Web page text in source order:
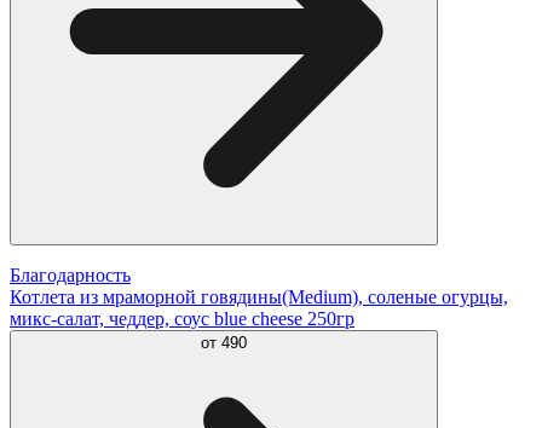
Благодарность
Котлета из мраморной говядины(Medium), соленые огурцы,
микс-салат, чеддер, соус blue cheese 250гр
от 490